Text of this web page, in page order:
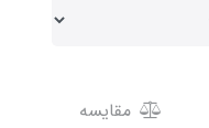
مقایسه